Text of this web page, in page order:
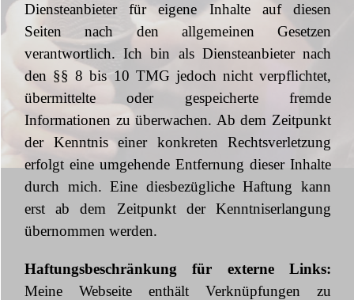
Diensteanbieter für eigene Inhalte auf diesen
Seiten nach den allgemeinen Gesetzen
verantwortlich. Ich bin als Diensteanbieter nach
den §§ 8 bis 10 TMG jedoch nicht verpflichtet,
übermittelte oder gespeicherte fremde
Informationen zu überwachen. Ab dem Zeitpunkt
der Kenntnis einer konkreten Rechtsverletzung
erfolgt eine umgehende Entfernung dieser Inhalte
durch mich. Eine diesbezügliche Haftung kann
erst ab dem Zeitpunkt der Kenntniserlangung
übernommen werden.
Haftungsbeschränkung für externe Links:
Meine Webseite enthält Verknüpfungen zu